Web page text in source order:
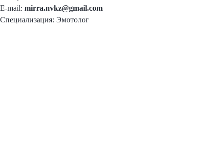
E-mail: mirra.nvkz@gmail.com
Специализация: Эмотолог